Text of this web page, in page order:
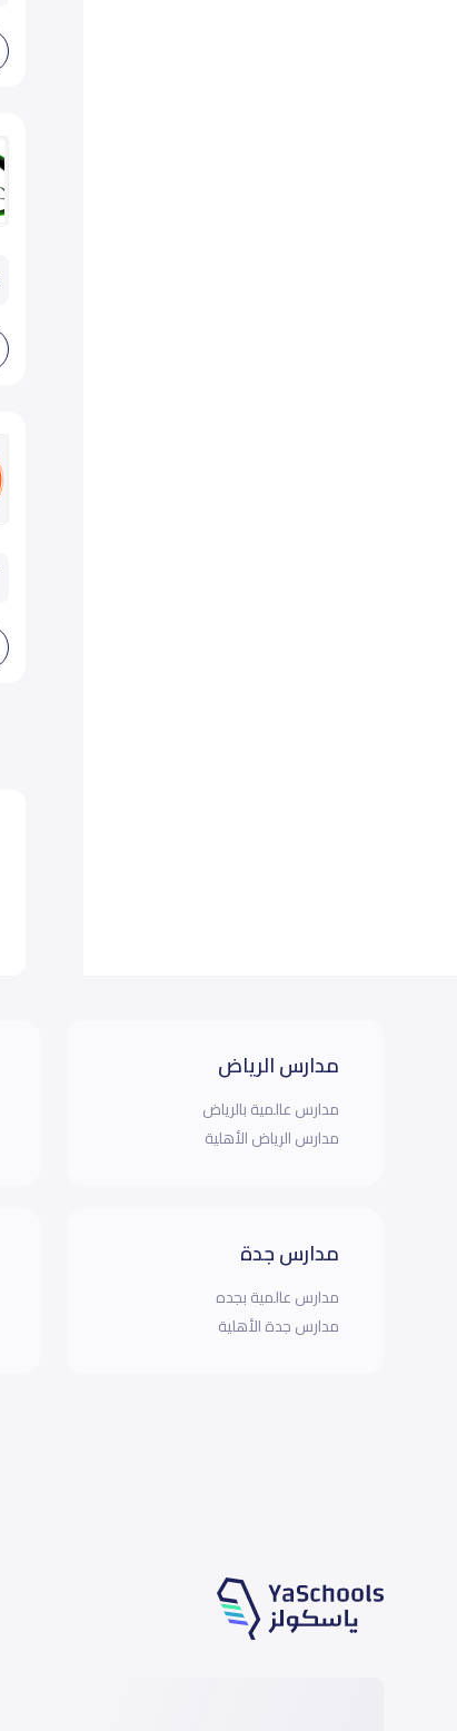
مدارس الرياض
مدارس عالمية بالرياض
مدارس الرياض الأهلية
مدارس جدة
مدارس عالمية بجده
مدارس جدة الأهلية